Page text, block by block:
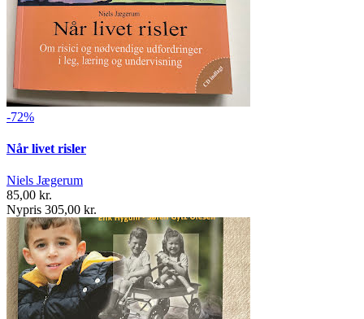
-72%
Når livet risler
Niels Jægerum
85,00 kr.
Nypris 305,00 kr.